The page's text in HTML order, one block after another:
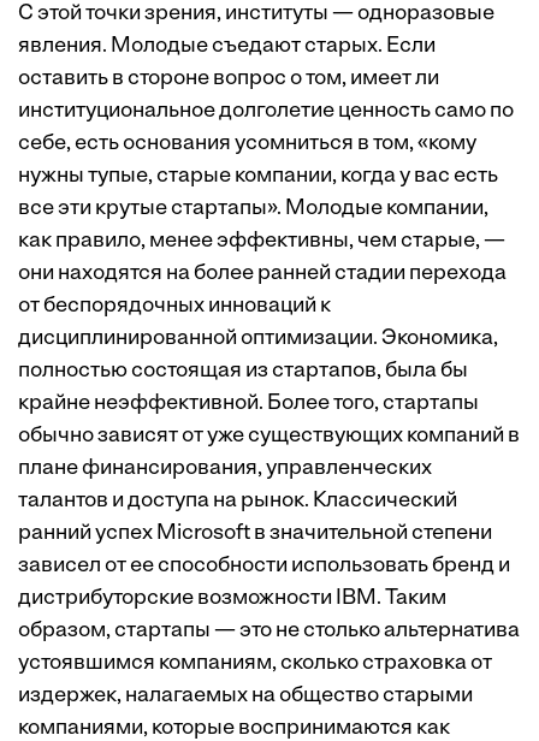
С этой точки зрения, институты — одноразовые
явления. Молодые съедают старых. Если
оставить в стороне вопрос о том, имеет ли
институциональное долголетие ценность само по
себе, есть основания усомниться в том, «кому
нужны тупые, старые компании, когда у вас есть
все эти крутые стартапы». Молодые компании,
как правило, менее эффективны, чем старые, —
они находятся на более ранней стадии перехода
от беспорядочных инноваций к
дисциплинированной оптимизации. Экономика,
полностью состоящая из стартапов, была бы
крайне неэффективной. Более того, стартапы
обычно зависят от уже существующих компаний в
плане финансирования, управленческих
талантов и доступа на рынок. Классический
ранний успех Microsoft в значительной степени
зависел от ее способности использовать бренд и
дистрибуторские возможности IBM. Таким
образом, стартапы — это не столько альтернатива
устоявшимся компаниям, сколько страховка от
издержек, налагаемых на общество старыми
компаниями, которые воспринимаются как